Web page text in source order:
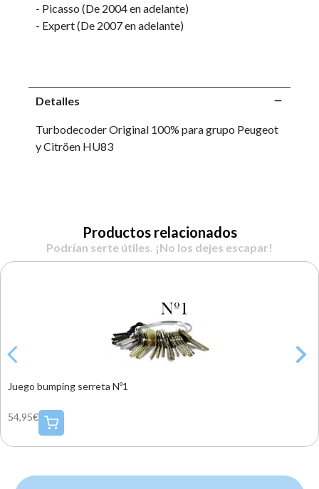
- Picasso (De 2004 en adelante)
- Expert (De 2007 en adelante)
Detalles
Turbodecoder Original 100% para grupo Peugeot
y Citröen HU83
Productos relacionados
Podrían serte útiles. ¡No los dejes escapar!
Juego bumping serreta Nº1
54,95€